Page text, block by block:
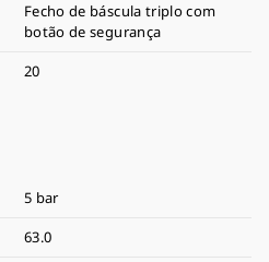
Fecho de báscula triplo com
botão de segurança
20
5 bar
63.0